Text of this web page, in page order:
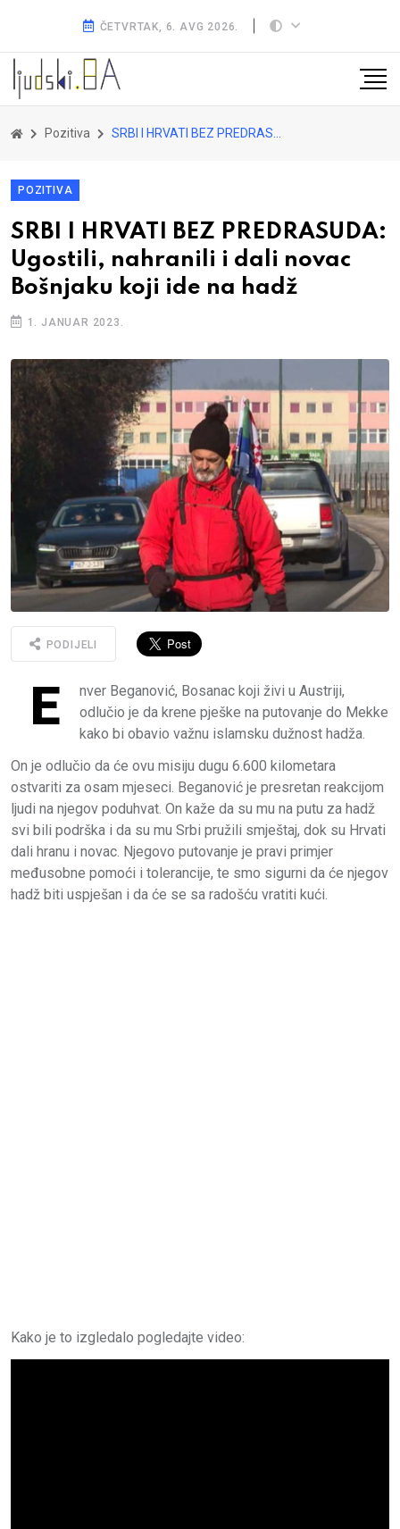
ČETVRTAK, 6. AVG 2026.
Pozitiva SRBI I HRVATI BEZ PREDRASUDA: Ugostili, nahranili i dali novac Bošnjaku koji ide na hadž
POZITIVA
SRBI I HRVATI BEZ PREDRASUDA:
Ugostili, nahranili i dali novac
Bošnjaku koji ide na hadž
1. JANUAR 2023.
PODIJELI
E
nver Beganović, Bosanac koji živi u Austriji,
odlučio je da krene pješke na putovanje do Mekke
kako bi obavio važnu islamsku dužnost hadža.
On je odlučio da će ovu misiju dugu 6.600 kilometara
ostvariti za osam mjeseci. Beganović je presretan reakcijom
ljudi na njegov poduhvat. On kaže da su mu na putu za hadž
svi bili podrška i da su mu Srbi pružili smještaj, dok su Hrvati
dali hranu i novac. Njegovo putovanje je pravi primjer
međusobne pomoći i tolerancije, te smo sigurni da će njegov
hadž biti uspješan i da će se sa radošću vratiti kući.
Kako je to izgledalo pogledajte video: